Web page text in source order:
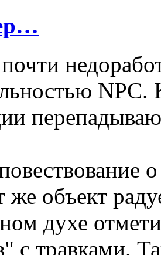
NPC.
же объект
духе
с травками.